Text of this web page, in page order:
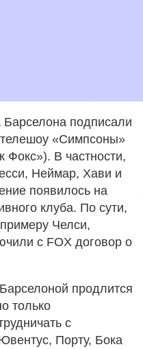
Барселона подписали
телешоу «Симпсоны»
Фокс»). В частности,
Неймар, Хави и
появилось на
клуба. По сути,
Челси,
с FOX договор о
продлится
только
с
Порту, Бока